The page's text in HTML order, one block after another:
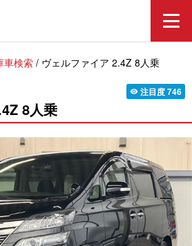
車検索 / ヴェルファイア 2.4Z 8人乗
8人乗
visibility 注目度746